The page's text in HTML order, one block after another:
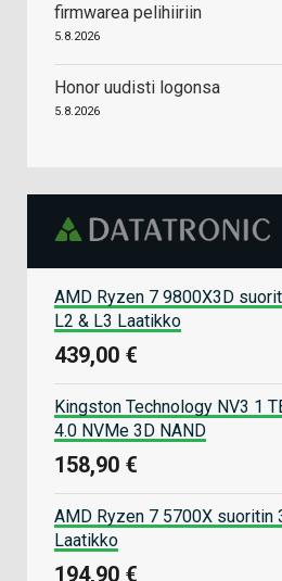
firmwarea pelihiiriin
5.8.2026
Honor uudisti logonsa
5.8.2026
AMD Ryzen 7 9800X3D
L2 & L3 Laatikko
439,00 €
Kingston Technology NV3 1
4.0 NVMe 3D NAND
158,90 €
AMD Ryzen 7 5700X suoritin
Laatikko
194,90 €